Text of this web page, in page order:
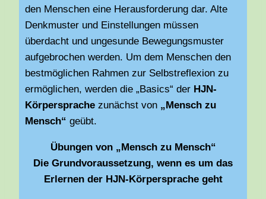
den Menschen eine Herausforderung dar. Alte
Denkmuster und Einstellungen müssen
überdacht und ungesunde Bewegungsmuster
aufgebrochen werden. Um dem Menschen den
bestmöglichen Rahmen zur Selbstreflexion zu
ermöglichen, werden die „Basics“ der HJN-
Körpersprache zunächst von „Mensch zu
Mensch“ geübt.
Übungen von „Mensch zu Mensch“
Die Grundvoraussetzung, wenn es um das
Erlernen der HJN-Körpersprache geht